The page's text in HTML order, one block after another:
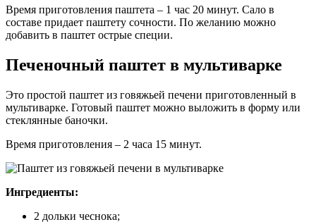
Время приготовления паштета – 1 час 20 минут. Сало в
составе придает паштету сочности. По желанию можно
добавить в паштет острые специи.
Печеночный паштет в мультиварке
Это простой паштет из говяжьей печени приготовленный в
мультиварке. Готовый паштет можно выложить в форму или
стеклянные баночки.
Время приготовления – 2 часа 15 минут.
Ингредиенты:
2 дольки чеснока;